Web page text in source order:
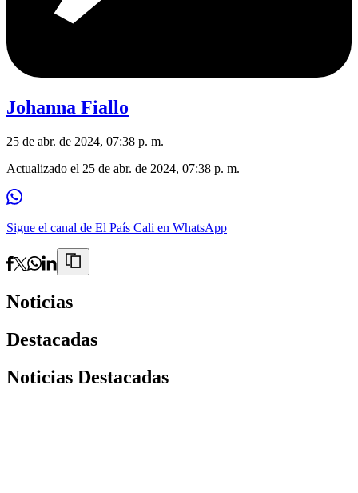
Johanna Fiallo
25 de abr. de 2024, 07:38 p. m.
Actualizado el 25 de abr. de 2024, 07:38 p. m.
Sigue el canal de El País Cali en WhatsApp
Noticias
Destacadas
Noticias Destacadas